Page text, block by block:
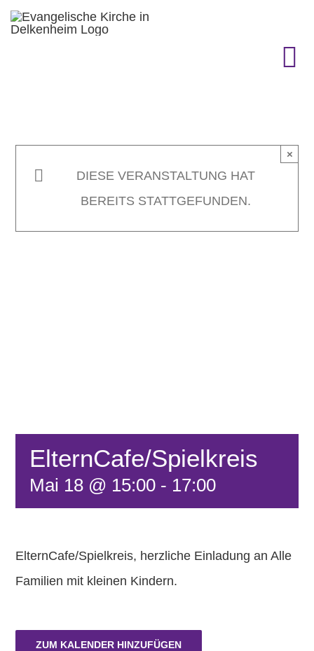
Zum
Inhalt
DIESE VERANSTALTUNG HAT
BEREITS STATTGEFUNDEN.
×
ElternCafe/Spielkreis
Mai 18 @ 15:00 - 17:00
ElternCafe/Spielkreis, herzliche Einladung an Alle
Familien mit kleinen Kindern.
ZUM KALENDER HINZUFÜGEN